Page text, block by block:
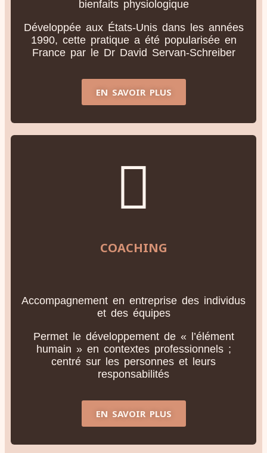
bienfaits physiologique
Développée aux États-Unis dans les années
1990, cette pratique a été popularisée en
France par le Dr David Servan-Schreiber
EN SAVOIR PLUS
COACHING
Accompagnement en entreprise des individus
et des équipes
Permet le développement de « l’élément
humain » en contextes professionnels ;
centré sur les personnes et leurs
responsabilités
EN SAVOIR PLUS